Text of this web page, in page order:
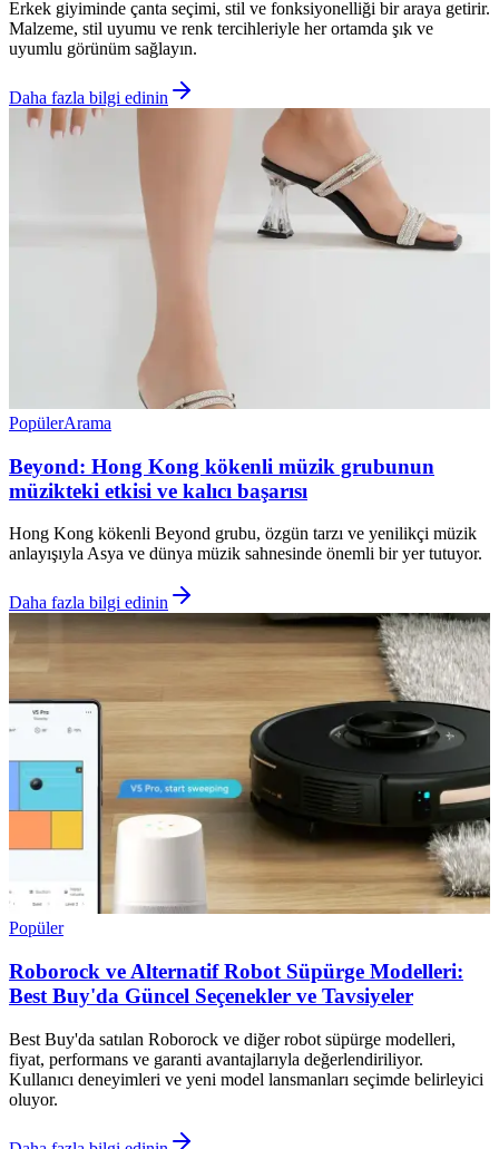
Erkek giyiminde çanta seçimi, stil ve fonksiyonelliği bir araya getirir.
Malzeme, stil uyumu ve renk tercihleriyle her ortamda şık ve
uyumlu görünüm sağlayın.
Daha fazla bilgi edinin
PopülerArama
Beyond: Hong Kong kökenli müzik grubunun
müzikteki etkisi ve kalıcı başarısı
Hong Kong kökenli Beyond grubu, özgün tarzı ve yenilikçi müzik
anlayışıyla Asya ve dünya müzik sahnesinde önemli bir yer tutuyor.
Daha fazla bilgi edinin
Popüler
Roborock ve Alternatif Robot Süpürge Modelleri:
Best Buy'da Güncel Seçenekler ve Tavsiyeler
Best Buy'da satılan Roborock ve diğer robot süpürge modelleri,
fiyat, performans ve garanti avantajlarıyla değerlendiriliyor.
Kullanıcı deneyimleri ve yeni model lansmanları seçimde belirleyici
oluyor.